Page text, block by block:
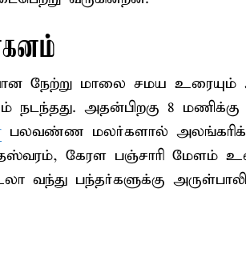
நேற்று மாலை சமய
நடந்தது. அதன்பிறகு 8 மணிக்கு
பலவண்ண மலர்களால்
கேரள பஞ்சாரி
வந்து பந்தர்களுக்கு